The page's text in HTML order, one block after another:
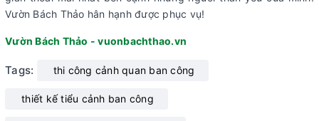
Vườn Bách Thảo hân hạnh được phục vụ!
Vườn Bách Thảo - vuonbachthao.vn
Tags: thi công cảnh quan ban công
thiết kế tiểu cảnh ban công